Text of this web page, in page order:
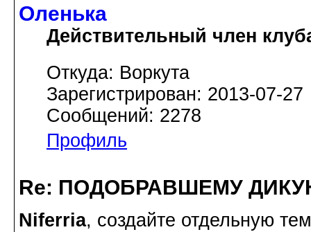
Оленька
Действительный член
Откуда: Воркута
Зарегистрирован: 2013-07-27
Сообщений: 2278
Профиль
Re: ПОДОБРАВШЕМУ
Niferria, создайте отдельную